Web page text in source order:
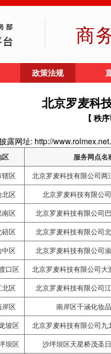
商
政策法规
北京罗麦科
【 秩
露网址: http://
区
服务网点名
辖区
北京罗麦科技有限公司两
北区
北京罗麦科技有限公
南区
北京罗麦科技有限公司
碚区
北京罗麦科技有限公司
中区
北京罗麦科技有限公司
口区
北京罗麦科技有限公司大
北区
北京罗麦科技有限公司
岸区
南岸区千涵化妆
坡区
北京罗麦科技有限公司九
坝区
沙坪坝区天星桥茂圣